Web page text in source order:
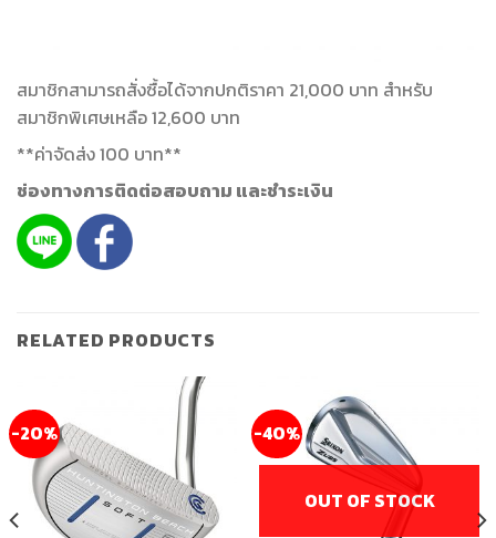
สมาชิกสามารถสั่งซื้อได้จากปกติราคา 21,000 บาท สำหรับ
สมาชิกพิเศษเหลือ 12,600 บาท
**ค่าจัดส่ง 100 บาท**
ช่องทางการติดต่อสอบถาม และชำระเงิน
RELATED PRODUCTS
-20% -40%
OUT OF STOCK